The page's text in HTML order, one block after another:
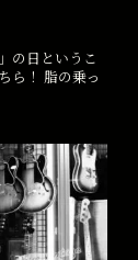
の日というこ
ら！ 脂の乗っ